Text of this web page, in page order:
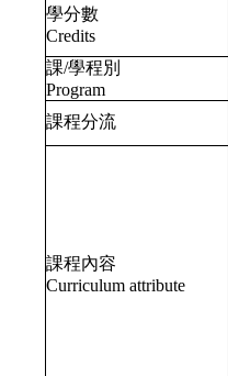
學分數
Credits
課/學程別
Program
課程分流
課程內容
Curriculum attribute